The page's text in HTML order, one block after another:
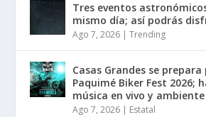
Tres eventos
mismo día; así podrás
Ago 7, 2026 |Trending
Casas Grandes se
Paquimé Biker Fest 2026;
música en vivo y
Ago 7, 2026 | Estatal